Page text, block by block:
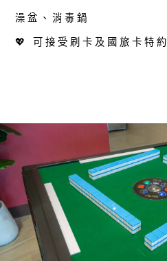
澡盆、消毒鍋
💖 可接受刷卡及國旅卡特約